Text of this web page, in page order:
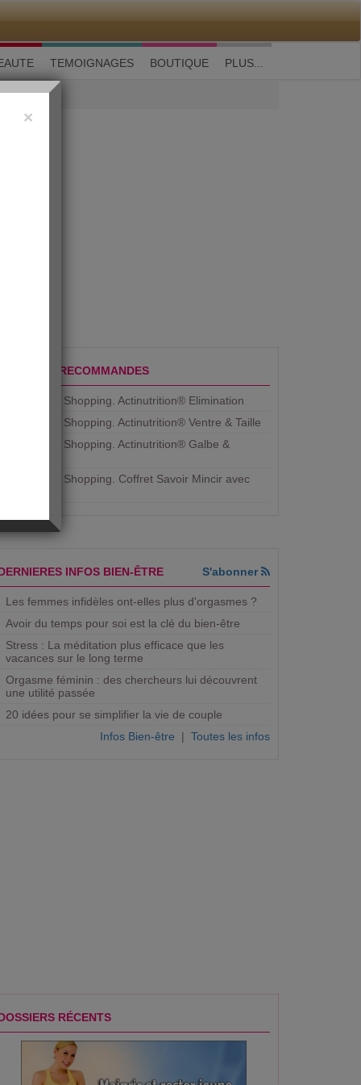
M'inscrire| Me connecter| ? Visite guidée
TEMOIGNAGES BOUTIQUE PLUS...
PRODUITS RECOMMANDES
Aujourdhui Shopping. Actinutrition® Elimination
Aujourdhui Shopping. Actinutrition® Ventre & Taille
Aujourdhui Shopping. Actinutrition® Galbe &
Aujourdhui Shopping. ​Coffret Savoir Mincir avec
INFOS BIEN-ÊTRE S'abonner
Les femmes infidèles ont-elles plus d'orgasmes ?
Avoir du temps pour soi est la clé du bien-être
Stress : La méditation plus efficace que les
vacances sur le long terme
Orgasme féminin : des chercheurs lui découvrent
une utilité passée
20 idées pour se simplifier la vie de couple
Infos Bien-être | Toutes les infos
RÉCENTS
×